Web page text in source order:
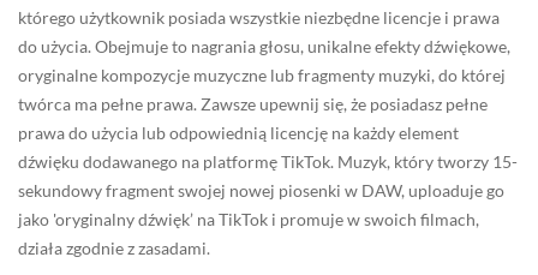
którego użytkownik posiada wszystkie niezbędne licencje i prawa
do użycia. Obejmuje to nagrania głosu, unikalne efekty dźwiękowe,
oryginalne kompozycje muzyczne lub fragmenty muzyki, do której
twórca ma pełne prawa. Zawsze upewnij się, że posiadasz pełne
prawa do użycia lub odpowiednią licencję na każdy element
dźwięku dodawanego na platformę TikTok. Muzyk, który tworzy 15-
sekundowy fragment swojej nowej piosenki w DAW, uploaduje go
jako 'oryginalny dźwięk’ na TikTok i promuje w swoich filmach,
działa zgodnie z zasadami.